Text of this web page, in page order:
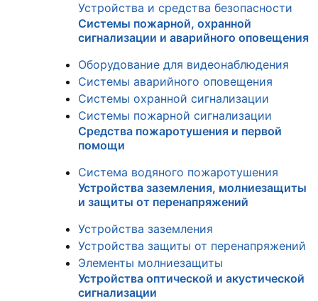
Устройства и средства безопасности
Системы пожарной, охранной
сигнализации и аварийного оповещения
Оборудование для видеонаблюдения
Системы аварийного оповещения
Системы охранной сигнализации
Системы пожарной сигнализации
Средства пожаротушения и первой
помощи
Система водяного пожаротушения
Устройства заземления, молниезащиты
и защиты от перенапряжений
Устройства заземления
Устройства защиты от перенапряжений
Элементы молниезащиты
Устройства оптической и акустической
сигнализации